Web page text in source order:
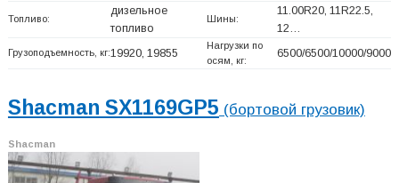
Топливо:
дизельное
топливо
Шины:
11.00R20, 11R22.5,
12…
Грузоподъемность, кг:19920, 19855
Нагрузки по
осям, кг:
6500/6500/10000/9000
Shacman SX1169GP5 (бортовой грузовик)
Shacman